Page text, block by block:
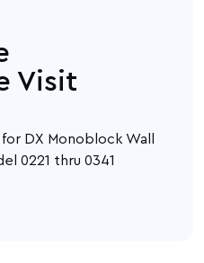
Visit
DX Monoblock Wall
0221 thru 0341